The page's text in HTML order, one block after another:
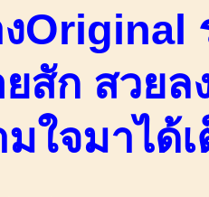
Original
สัก สวย
มใจมาได้